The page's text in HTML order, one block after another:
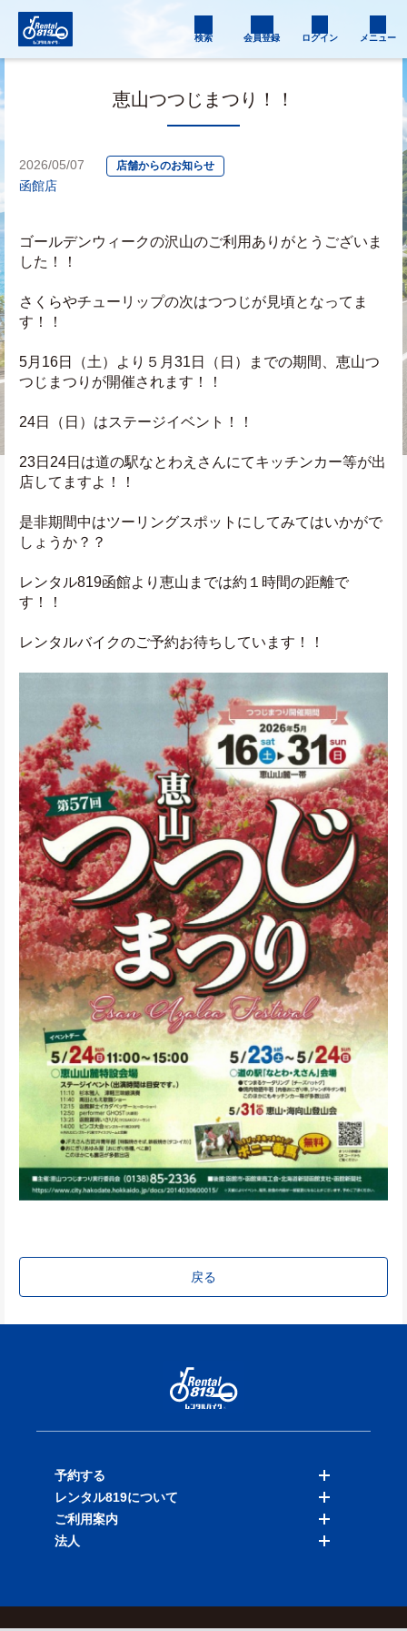
検索 会員登録 ログイン メニュー
恵山つつじまつり！！
2026/05/07 店舗からのお知らせ
函館店
ゴールデンウィークの沢山のご利用ありがとうございま
した！！
さくらやチューリップの次はつつじが見頃となってま
す！！
5月16日（土）より５月31日（日）までの期間、恵山つ
つじまつりが開催されます！！
24日（日）はステージイベント！！
23日24日は道の駅なとわえさんにてキッチンカー等が出
店してますよ！！
是非期間中はツーリングスポットにしてみてはいかがで
しょうか？？
レンタル819函館より恵山までは約１時間の距離で
す！！
レンタルバイクのご予約お待ちしています！！
戻る
予約する
バイクを探す
店舗を探す
レンタル819について
料金表
ご利用案内
法人